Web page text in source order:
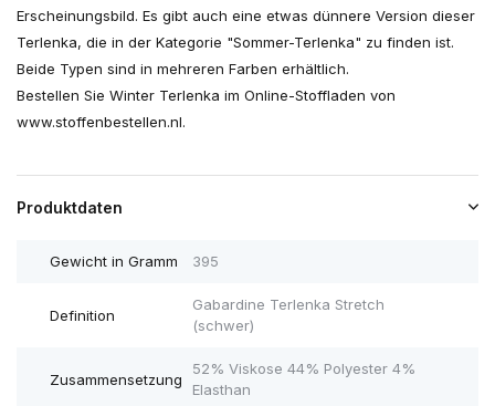
Erscheinungsbild. Es gibt auch eine etwas dünnere Version dieser
Terlenka, die in der Kategorie "Sommer-Terlenka" zu finden ist.
Beide Typen sind in mehreren Farben erhältlich.
Bestellen Sie Winter Terlenka im Online-Stoffladen von
www.stoffenbestellen.nl.
Produktdaten
Gewicht in Gramm 395
Definition
Gabardine Terlenka Stretch
(schwer)
Zusammensetzung
52% Viskose 44% Polyester 4%
Elasthan